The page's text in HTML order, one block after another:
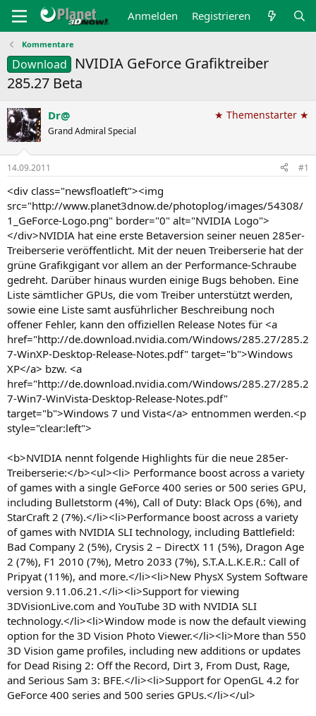
Anmelden Registrieren
Kommentare
Download
NVIDIA GeForce Grafiktreiber
285.27 Beta
Dr@
Grand Admiral Special
★ Themenstarter ★
14.09.2011 #1
<div class="newsfloatleft"><img
src="http://www.planet3dnow.de/photoplog/images/54308/
1_GeForce-Logo.png" border="0" alt="NVIDIA Logo">
</div>NVIDIA hat eine erste Betaversion seiner neuen 285er-
Treiberserie veröffentlicht. Mit der neuen Treiberserie hat der
grüne Grafikgigant vor allem an der Performance-Schraube
gedreht. Darüber hinaus wurden einige Bugs behoben. Eine
Liste sämtlicher GPUs, die vom Treiber unterstützt werden,
sowie eine Liste samt ausführlicher Beschreibung noch
offener Fehler, kann den offiziellen Release Notes für <a
href="http://de.download.nvidia.com/Windows/285.27/285.2
7-WinXP-Desktop-Release-Notes.pdf" target="b">Windows
XP</a> bzw. <a
href="http://de.download.nvidia.com/Windows/285.27/285.2
7-Win7-WinVista-Desktop-Release-Notes.pdf"
target="b">Windows 7 und Vista</a> entnommen werden.<p
style="clear:left">
<b>NVIDIA nennt folgende Highlights für die neue 285er-
Treiberserie:</b><ul><li> Performance boost across a variety
of games with a single GeForce 400 series or 500 series GPU,
including Bulletstorm (4%), Call of Duty: Black Ops (6%), and
StarCraft 2 (7%).</li><li>Performance boost across a variety
of games with NVIDIA SLI technology, including Battlefield:
Bad Company 2 (5%), Crysis 2 – DirectX 11 (5%), Dragon Age
2 (7%), F1 2010 (7%), Metro 2033 (7%), S.T.A.L.K.E.R.: Call of
Pripyat (11%), and more.</li><li>New PhysX System Software
version 9.11.06.21.</li><li>Support for viewing
3DVisionLive.com and YouTube 3D with NVIDIA SLI
technology.</li><li>Window mode is now the default viewing
option for the 3D Vision Photo Viewer.</li><li>More than 550
3D Vision game profiles, including new additions or updates
for Dead Rising 2: Off the Record, Dirt 3, From Dust, Rage,
and Serious Sam 3: BFE.</li><li>Support for OpenGL 4.2 for
GeForce 400 series and 500 series GPUs.</li></ul>